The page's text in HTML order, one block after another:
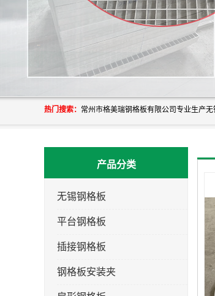
热门搜索：
产品分类
无锡钢格板
平台钢格板
插接钢格板
钢格板安装夹